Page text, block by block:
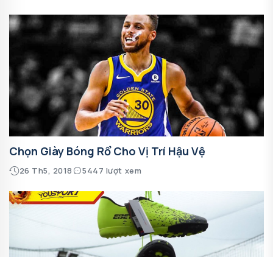
Chọn Giày Bóng Rổ Cho Vị Trí Hậu Vệ
26 Th5, 2018 5447 lượt xem